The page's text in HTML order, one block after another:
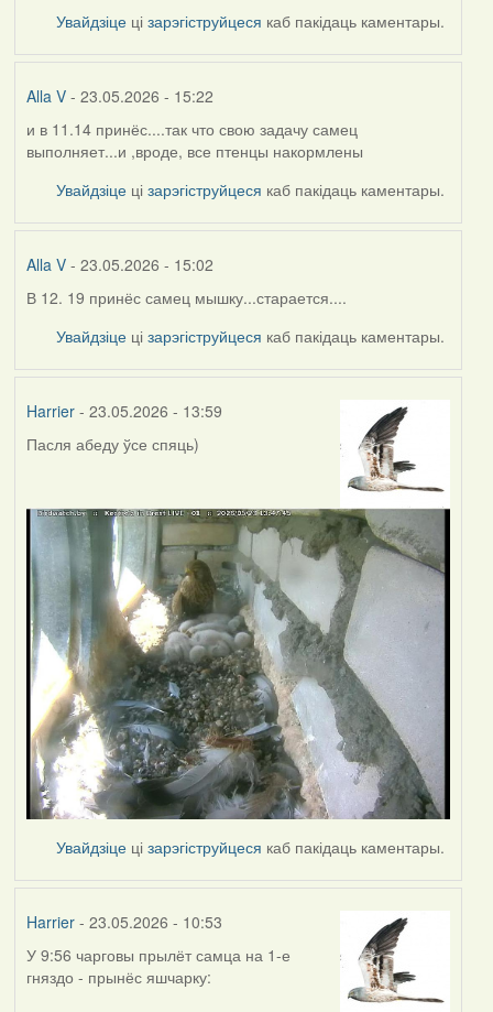
Увайдзіце цізарэгіструйцеся каб пакідаць каментары.
Alla V- 23.05.2026 - 15:22
и в 11.14 принёс....так что свою задачу самец
выполняет...и ,вроде, все птенцы накормлены
Увайдзіце цізарэгіструйцеся каб пакідаць каментары.
Alla V- 23.05.2026 - 15:02
В 12. 19 принёс самец мышку...старается....
Увайдзіце цізарэгіструйцеся каб пакідаць каментары.
Harrier- 23.05.2026 - 13:59
Пасля абеду ўсе спяць)
Увайдзіце цізарэгіструйцеся каб пакідаць каментары.
Harrier- 23.05.2026 - 10:53
У 9:56 чарговы прылёт самца на 1-е
гняздо - прынёс яшчарку: